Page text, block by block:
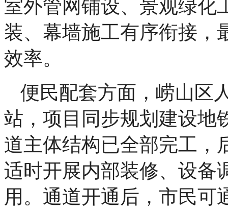
室外管网铺设、景观绿化
装、幕墙施工有序衔接，
效率。
便民配套方面，崂山区
站，项目同步规划建设地
道主体结构已全部完工，
适时开展内部装修、设备
用。通道开通后，市民可